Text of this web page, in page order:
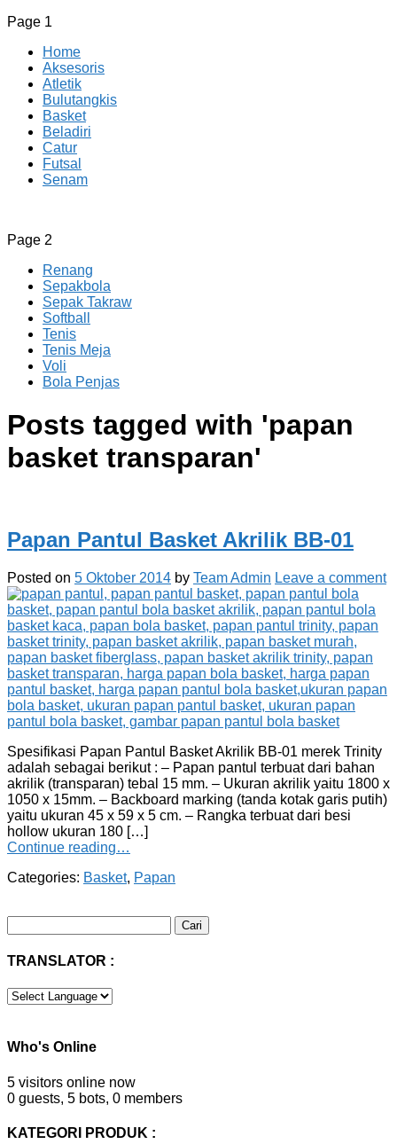
Page 1
Home
Aksesoris
Atletik
Bulutangkis
Basket
Beladiri
Catur
Futsal
Senam
CV JAYA BERSAMA Co Id
Menyediakan Semua Perlengkapan Olahraga Yang
Page 2
Renang
Sepakbola
Sepak Takraw
Softball
Tenis
Tenis Meja
Voli
Bola Penjas
Posts tagged with 'papan
basket transparan'
Papan Pantul Basket Akrilik BB-01
Posted on 5 Oktober 2014 by Team Admin Leave a comment
Spesifikasi Papan Pantul Basket Akrilik BB-01 merek Trinity
adalah sebagai berikut : – Papan pantul terbuat dari bahan
akrilik (transparan) tebal 15 mm. – Ukuran akrilik yaitu 1800 x
1050 x 15mm. – Backboard marking (tanda kotak garis putih)
yaitu ukuran 45 x 59 x 5 cm. – Rangka terbuat dari besi
hollow ukuran 180 […]
Continue reading…
Categories: Basket, Papan
untuk:
TRANSLATOR :
Who's Online
5 visitors online now
0 guests, 5 bots, 0 members
KATEGORI PRODUK :